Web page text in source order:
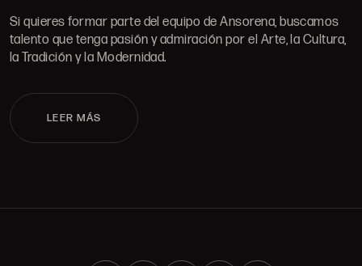
Si quieres formar parte del equipo de Ansorena, buscamos
talento que tenga pasión y admiración por el Arte, la Cultura,
la Tradición y la Modernidad.
LEER MÁS